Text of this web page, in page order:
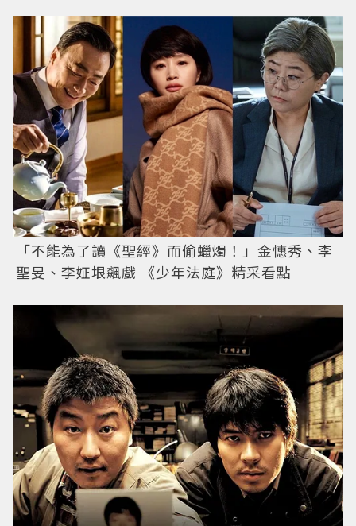
「不能為了讀《聖經》而偷蠟燭！」金憓秀、李
聖旻、李姃垠飆戲 《少年法庭》精采看點